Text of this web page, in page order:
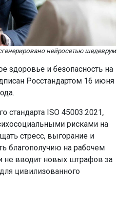
нейросетью шедеврум
здоровье и безопасность на
Росстандартом 16 июня
стандарта ISO 45003:2021,
рисками на
стресс, выгорание и
благополучию на рабочем
не вводит новых штрафов за
цивилизованного